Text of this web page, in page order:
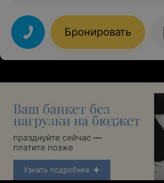
Бронировать